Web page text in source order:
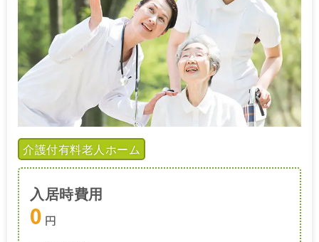
介護付有料老人ホーム
入居時費用
0 円